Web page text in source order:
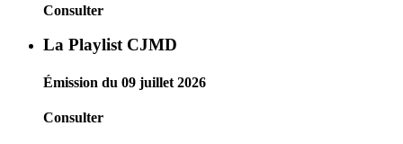
Consulter
La Playlist CJMD
Émission du 09 juillet 2026
Consulter